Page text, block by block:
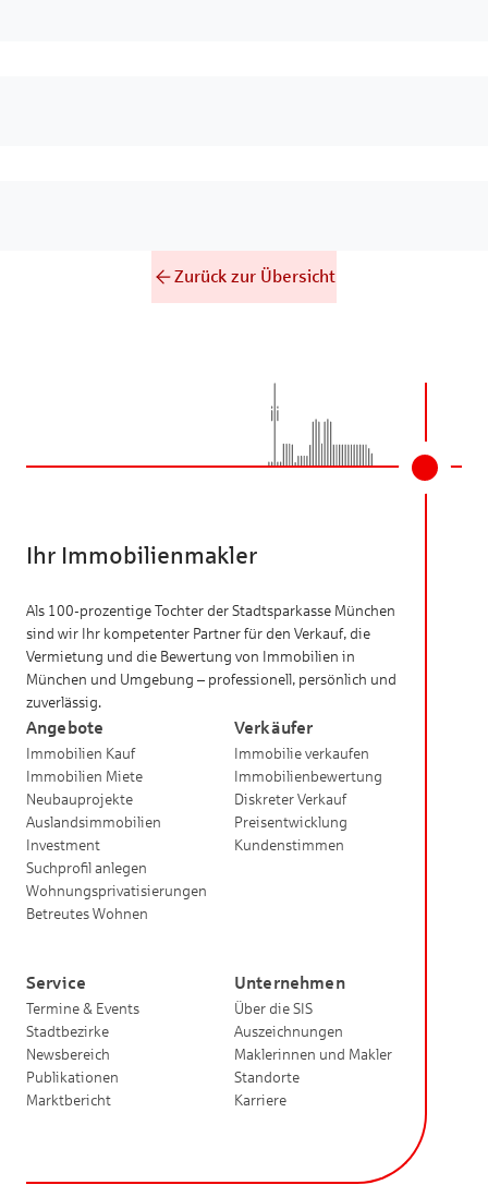
Zurück zur Übersicht
Ihr Immobilienmakler
Als 100-prozentige Tochter der Stadtsparkasse München
sind wir Ihr kompetenter Partner für den Verkauf, die
Vermietung und die Bewertung von Immobilien in
München und Umgebung – professionell, persönlich und
zuverlässig.
Angebote
Immobilien Kauf
Immobilien Miete
Neubauprojekte
Auslandsimmobilien
Investment
Suchprofil anlegen
Wohnungsprivatisierungen
Betreutes Wohnen
Verkäufer
Immobilie verkaufen
Immobilienbewertung
Diskreter Verkauf
Preisentwicklung
Kundenstimmen
Service
Termine & Events
Stadtbezirke
Newsbereich
Publikationen
Marktbericht
Unternehmen
Über die SIS
Auszeichnungen
Maklerinnen und Makler
Standorte
Karriere